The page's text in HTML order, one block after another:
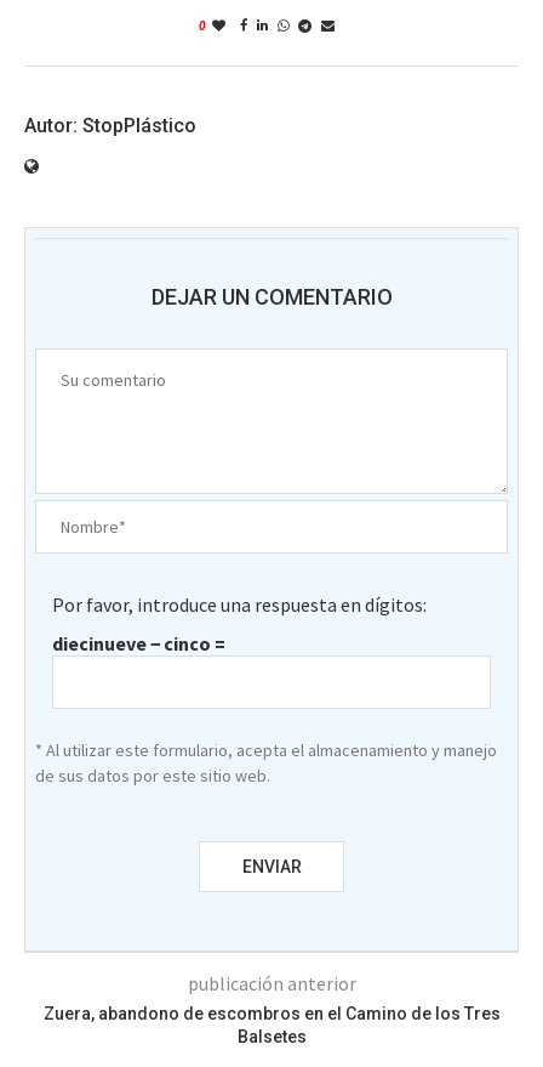
0
StopPlástico
DEJAR UN COMENTARIO
Por favor, introduce una respuesta en dígitos:
diecinueve − cinco =
* Al utilizar este formulario, acepta el almacenamiento y manejo
de sus datos por este sitio web.
publicación anterior
Zuera, abandono de escombros en el Camino de los Tres
Balsetes